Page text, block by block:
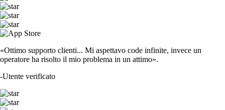
«Ottimo supporto clienti... Mi aspettavo code infinite, invece un
operatore ha risolto il mio problema in un attimo».
-Utente verificato